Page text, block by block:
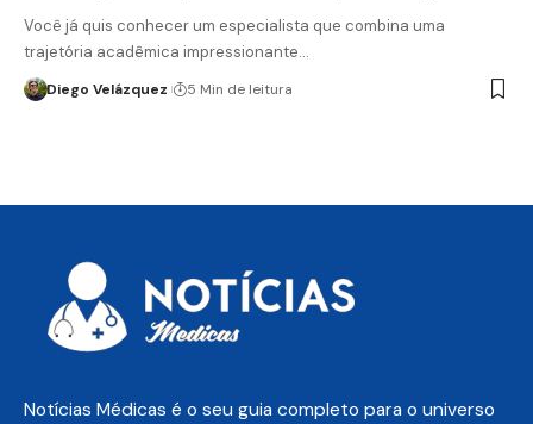
Você já quis conhecer um especialista que combina uma
trajetória acadêmica impressionante…
Diego Velázquez 5 Min de leitura
Notícias Médicas é o seu guia completo para o universo